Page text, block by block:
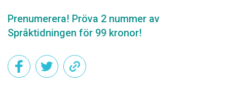
Prenumerera! Pröva 2 nummer av
Språktidningen för 99 kronor!